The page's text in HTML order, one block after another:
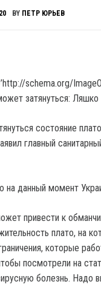
BY ПЕТР ЮРЬЕВ
schema.org/
состояние
главный
на данный момент
привести к
плато, на
которые
посмотрели на
болезнь. Надо